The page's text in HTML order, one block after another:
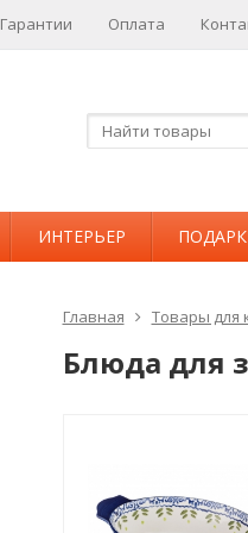
Гарантии Оплата
ИНТЕРЬЕР
Главная Товары для
Блюда для